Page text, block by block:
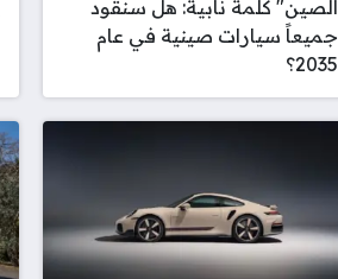
الصين" كلمة نابية: هل سنقود
جميعاً سيارات صينية في عام
2035؟